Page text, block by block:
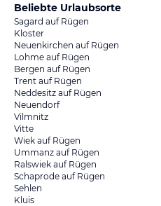
Beliebte Urlaubsorte
Sagard auf Rügen
Kloster
Neuenkirchen auf Rügen
Lohme auf Rügen
Bergen auf Rügen
Trent auf Rügen
Neddesitz auf Rügen
Neuendorf
Vilmnitz
Vitte
Wiek auf Rügen
Ummanz auf Rügen
Ralswiek auf Rügen
Schaprode auf Rügen
Sehlen
Kluis